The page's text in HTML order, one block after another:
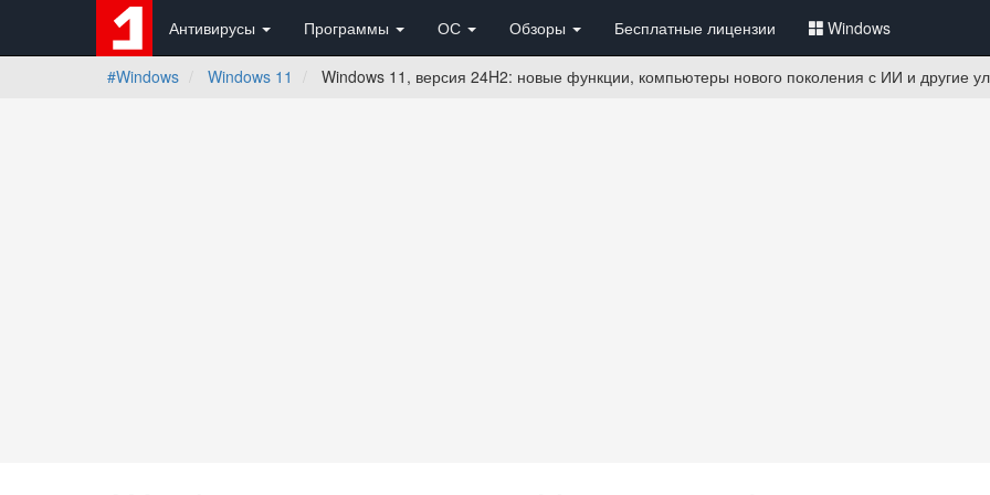
Антивирусы Программы ОС Обзоры Бесплатные лицензии Windows
#Windows Windows 11 Windows 11, версия 24H2: новые функции, компьютеры нового поколения с ИИ и другие